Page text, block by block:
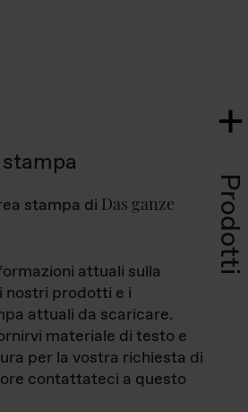
Prodotti
stampa di Das ganze
attuali sulla
nostri prodotti e i
attuali da scaricare.
materiale di testo e
per la vostra richiesta di
contattateci a questo